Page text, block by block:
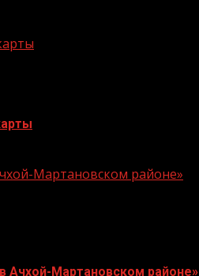
Мартановском районе»
Ачхой-Мартановском районе»